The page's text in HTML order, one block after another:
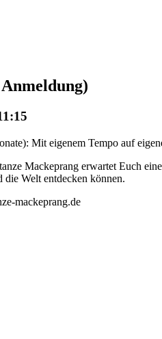
Mit eigenem Tempo auf
Mackeprang erwartet Euch
Welt entdecken können.
mackeprang.de